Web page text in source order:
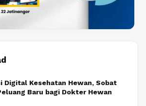
Digital Kesehatan Hewan, Sobat
Baru bagi Dokter Hewan